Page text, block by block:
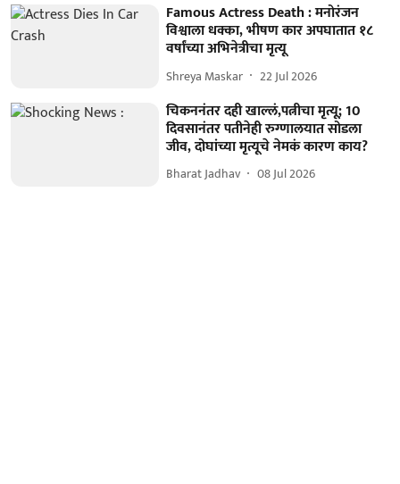
Famous Actress Death : मनोरंजन
विश्वाला धक्का, भीषण कार अपघातात १८
वर्षांच्या अभिनेत्रीचा मृत्यू
Shreya Maskar 22 Jul 2026
चिकननंतर दही खाल्लं,पत्नीचा मृत्यू; 10
दिवसानंतर पतीनेही रुग्णालयात सोडला
जीव, दोघांच्या मृत्यूचे नेमकं कारण काय?
Bharat Jadhav 08 Jul 2026